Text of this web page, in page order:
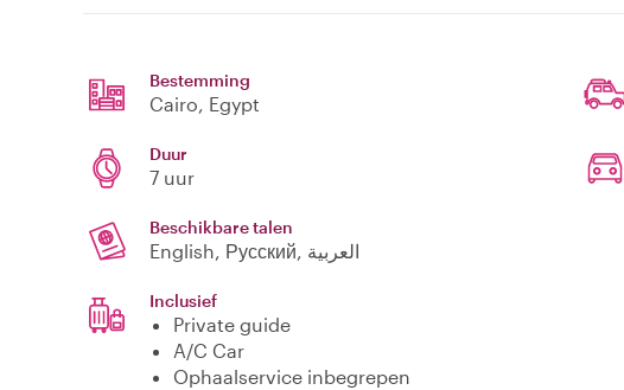
Bestemming
Cairo, Egypt
Duur
7 uur
Beschikbare talen
English, Русский, العربية
Inclusief
Private guide
A/C Car
Ophaalservice inbegrepen